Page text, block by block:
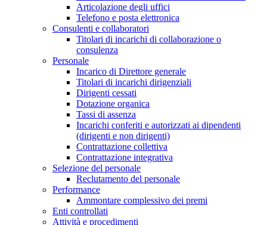
Articolazione degli uffici
Telefono e posta elettronica
Consulenti e collaboratori
Titolari di incarichi di collaborazione o
consulenza
Personale
Incarico di Direttore generale
Titolari di incarichi dirigenziali
Dirigenti cessati
Dotazione organica
Tassi di assenza
Incarichi conferiti e autorizzati ai dipendenti
(dirigenti e non dirigenti)
Contrattazione collettiva
Contrattazione integrativa
Selezione del personale
Reclutamento del personale
Performance
Ammontare complessivo dei premi
Enti controllati
Attività e procedimenti